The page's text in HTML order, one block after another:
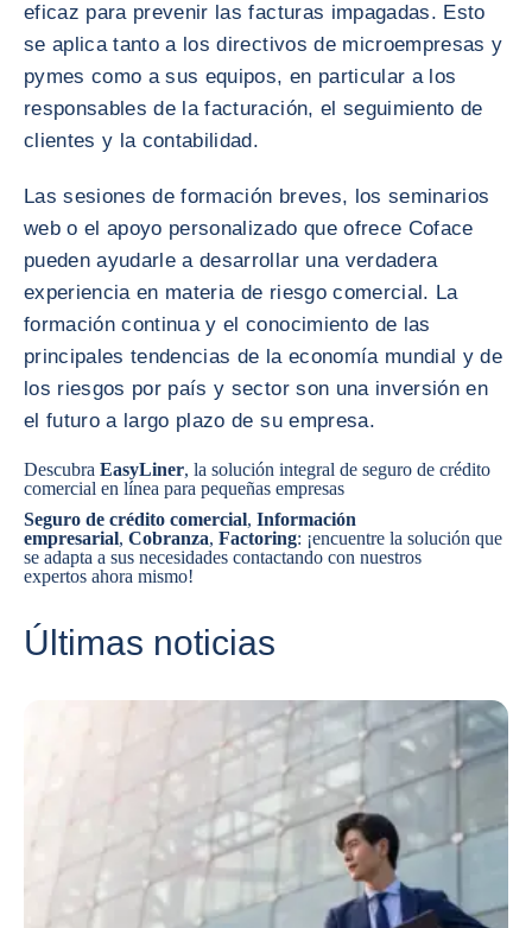
eficaz para prevenir las facturas impagadas. Esto
se aplica tanto a los directivos de microempresas y
pymes como a sus equipos, en particular a los
responsables de la facturación, el seguimiento de
clientes y la contabilidad.
Las sesiones de formación breves, los seminarios
web o el apoyo personalizado que ofrece Coface
pueden ayudarle a desarrollar una verdadera
experiencia en materia de riesgo comercial. La
formación continua y el conocimiento de las
principales tendencias de la economía mundial y de
los riesgos por país y sector son una inversión en
el futuro a largo plazo de su empresa.
Descubra EasyLiner, la solución integral de seguro de crédito
comercial en línea para pequeñas empresas
Seguro de crédito comercial, Información
empresarial, Cobranza, Factoring: ¡encuentre la solución que
se adapta a sus necesidades contactando con nuestros
expertos ahora mismo!
Últimas noticias